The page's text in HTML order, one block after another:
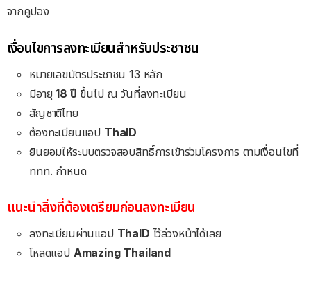
จากคูปอง
เงื่อนไขการลงทะเบียนสำหรับประชาชน
หมายเลขบัตรประชาชน 13 หลัก
มีอายุ18 ปี ขึ้นไป ณ วันที่ลงทะเบียน
สัญชาติไทย
ต้องทะเบียนแอป ThaID
ยินยอมให้ระบบตรวจสอบสิทธิ์การเข้าร่วมโครงการ ตามเงื่อนไขที่
ททท. กำหนด
แนะนำสิ่งที่ต้องเตรียมก่อนลงทะเบียน
ลงทะเบียนผ่านแอป ThaID ไว้ล่วงหน้าได้เลย
โหลดแอป Amazing Thailand